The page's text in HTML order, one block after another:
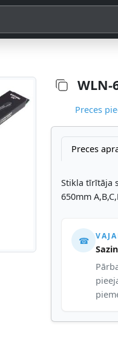
WLN-
Preces
Preces
Stikla tīrītāja
650mm
☎